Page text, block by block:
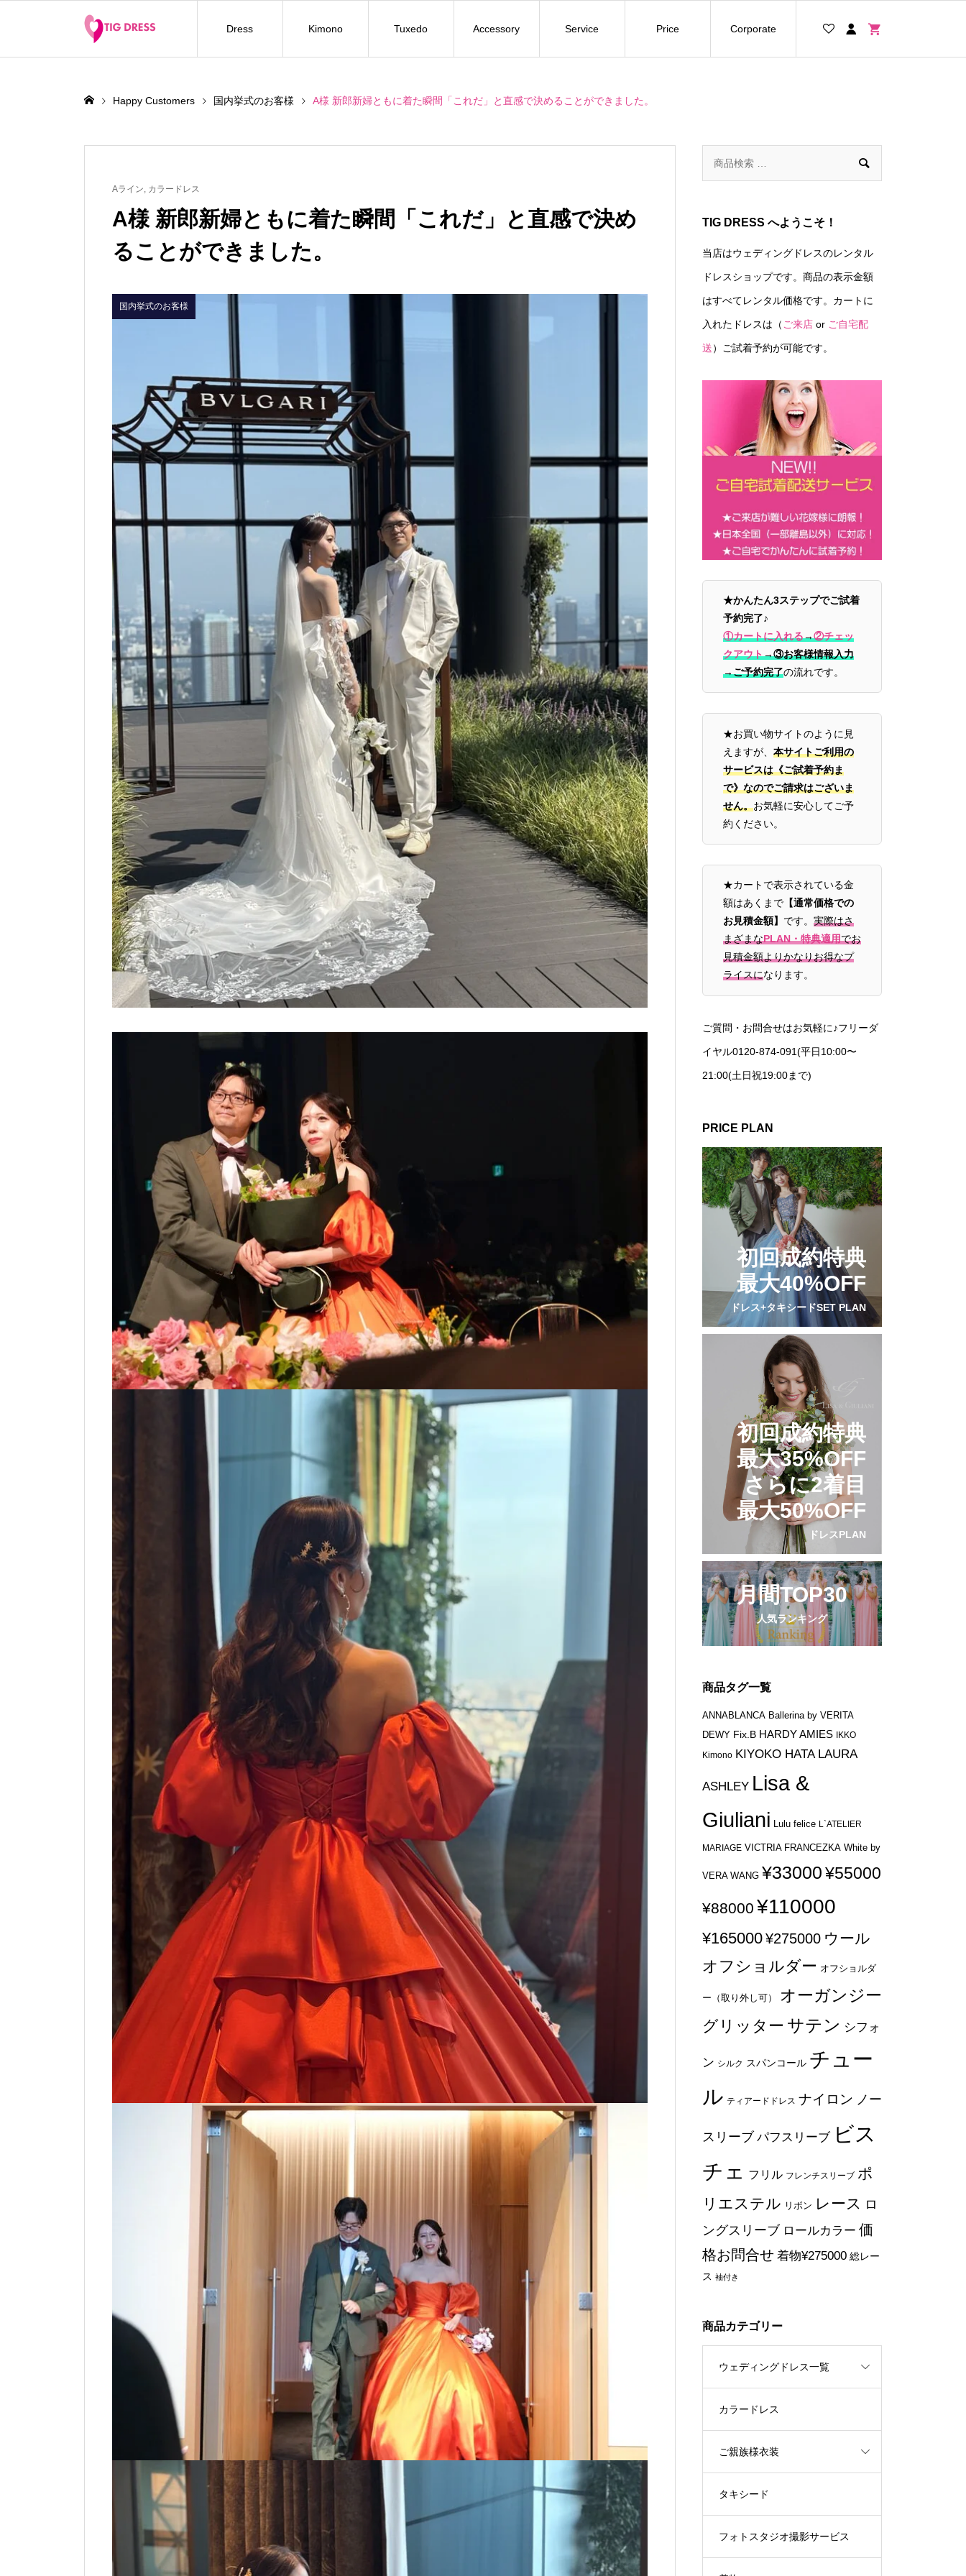
Dress Kimono Tuxedo Accessory Service Price Corporate
Happy Customers 国内挙式のお客様 A様 新郎新婦ともに着た瞬間「これだ」と直感で決めることができました。
Aライン, カラードレス
A様 新郎新婦ともに着た瞬間「これだ」と直感で決め
ることができました。
国内挙式のお客様

TIG DRESS へようこそ！
当店はウェディングドレスのレンタル
ドレスショップです。商品の表示金額
はすべてレンタル価格です。カートに
入れたドレスは（ ご来店 or ご自宅配
送）ご試着予約が可能です。
★かんたん3ステップでご試着
予約完了♪
①カートに入れる→②チェッ
クアウト→③お客様情報入力
→ご予約完了の流れです。
★お買い物サイトのように見
えますが、 本サイトご利用の
サービスは《ご試着予約ま
で》なのでご請求はございま
せん。お気軽に安心してご予
約ください。
★カートで表示されている金
額はあくまで 【通常価格での
お見積金額】 です。 実際はさ
まざまなPLAN・特典適用でお
見積金額よりかなりお得なプ
ライスになります。
ご質問・お問合せはお気軽に♪フリーダ
イヤル0120-874-091(平日10:00〜
21:00(土日祝19:00まで)
PRICE PLAN
初回成約特典
最大40%OFF
ドレス+タキシードSET PLAN
初回成約特典
最大35%OFF
さらに2着目
最大50%OFF
ドレスPLAN
月間TOP30
人気ランキング
商品タグ一覧
ANNABLANCA Ballerina by VERITA
DEWY Fix.B HARDY AMIES IKKO
Kimono KIYOKO HATA LAURA
ASHLEY Lisa &
Giuliani
Lulu felice L`ATELIER
MARIAGE VICTRIA FRANCEZKA White by
VERA WANG ¥33000¥55000
¥88000 ¥110000
¥165000¥275000 ウール
オフショルダー オフショルダ
ー（取り外し可） オーガンジー
グリッター サテン シフォ
ン シルク スパンコール チュー
ル ティアードドレス ナイロン ノー
スリーブ パフスリーブ ビス
チェ フリル フレンチスリーブ ポ
リエステル リボン レース ロ
ングスリーブ ロールカラー 価
格お問合せ 着物¥275000 総レー
ス 袖付き
商品カテゴリー
ウェディングドレス一覧
カラードレス
ご親族様衣装
タキシード
フォトスタジオ撮影サービス